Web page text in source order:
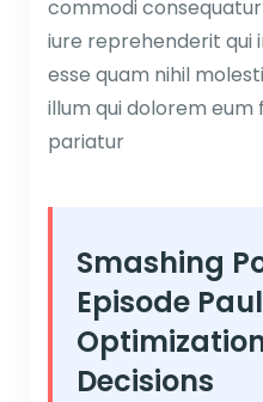
commodi
iure reprehenderit qui
esse quam nihil
illum qui dolorem eum
pariatur
Smashing
Episode
Decisions